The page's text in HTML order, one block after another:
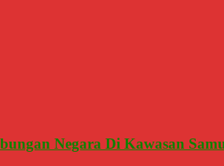
Negara Di Kawasan